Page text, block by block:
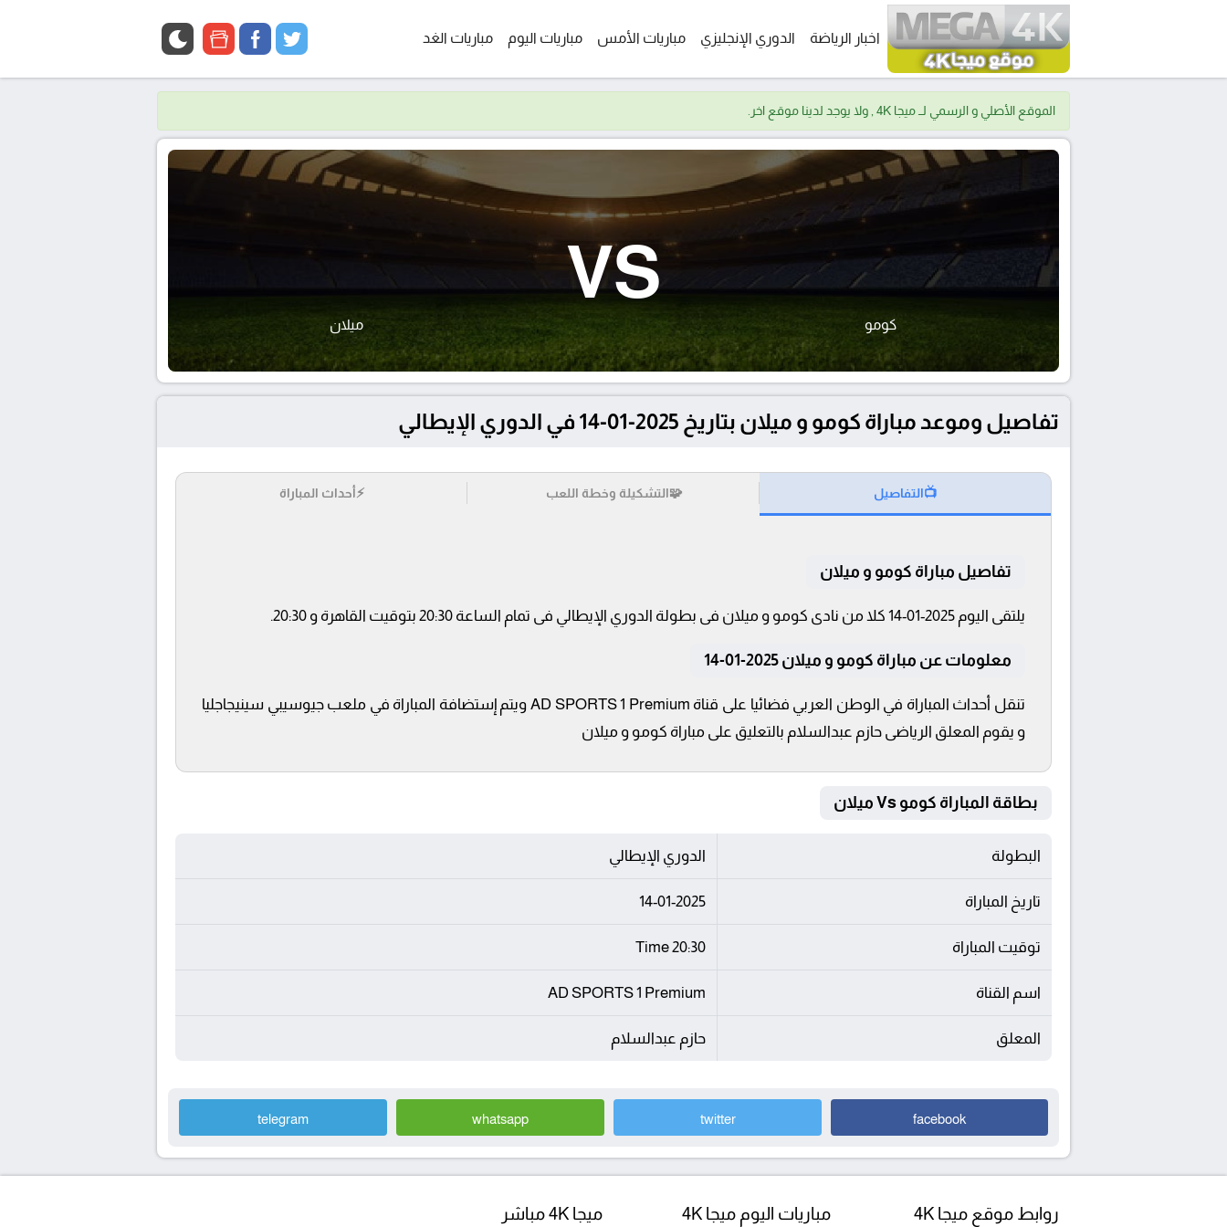
اخبار الرياضة الدوري الإنجليزي مباريات الأمس مباريات اليوم مباريات الغد twitter
facebook
google
الموقع الأصلي و الرسمي لــ ميجا 4K , ولا يوجد لدينا موقع اخر.
كومو
VS
ميلان
تفاصيل وموعد مباراة كومو و ميلان بتاريخ 2025-01-14 في الدوري الإيطالي
📺التفاصيل 🧩التشكيلة وخطة اللعب ⚡أحداث المباراة
تفاصيل مباراة كومو و ميلان
يلتقى اليوم 2025-01-14 كلا من نادى كومو و ميلان فى بطولة الدوري الإيطالي فى تمام الساعة 20:30 بتوقيت القاهرة و 20:30.
معلومات عن مباراة كومو و ميلان 2025-01-14
تنقل أحداث المباراة في الوطن العربي فضائيا على قناة AD SPORTS 1 Premium ويتم إستضافة المباراة في ملعب جيوسيبي سينيجاجليا
و يقوم المعلق الرياضى حازم عبدالسلام بالتعليق على مباراة كومو و ميلان
بطاقة المباراة كومو Vs ميلان
البطولة الدوري الإيطالي
تاريخ المباراة 14-01-2025
توقيت المباراة 20:30 Time
اسم القناة AD SPORTS 1 Premium
المعلق حازم عبدالسلام
facebook
twitter
whatsapp
telegram
روابط موقع ميجا 4K مباريات اليوم ميجا 4K ميجا 4K مباشر